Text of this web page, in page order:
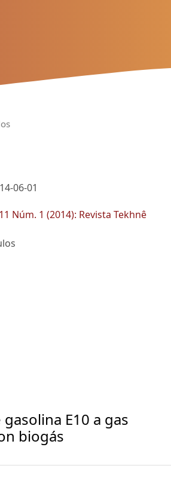
06-01
Núm. 1 (2014): Revista Tekhnê
E10 a gas
biogás